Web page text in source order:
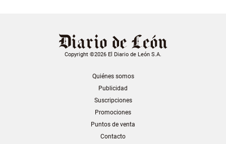
Copyright ©2026 El Diario de León S.A.
Quiénes somos
Publicidad
Suscripciones
Promociones
Puntos de venta
Contacto